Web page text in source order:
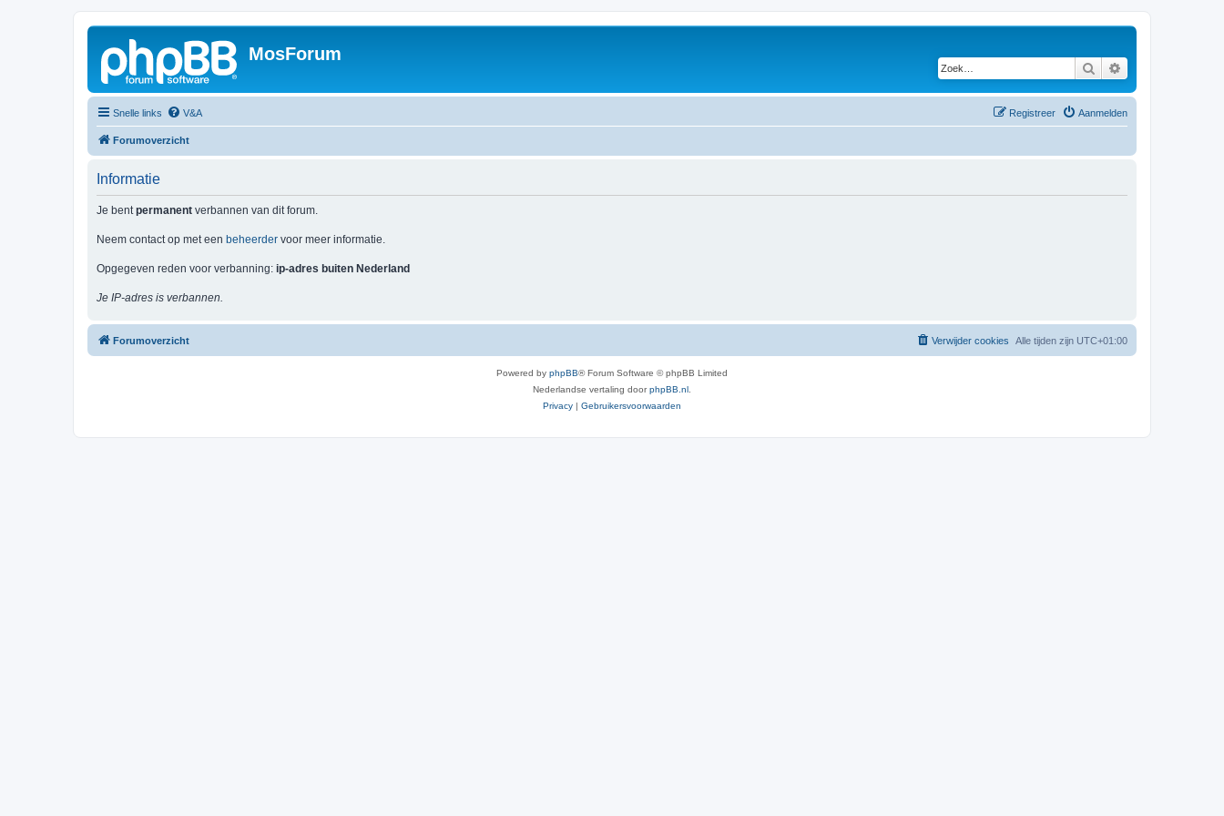
MosForum
Zoek
Snelle links V&A Aanmelden
Registreer
Forumoverzicht
Informatie
Je bentpermanent verbannen van dit forum.
Neem contact op met een beheerder voor meer informatie.
Opgegeven reden voor verbanning: ip-adres buiten Nederland
Je IP-adres is verbannen.
Forumoverzicht Alle tijden zijn UTC+01:00
Verwijder cookies
Powered by phpBB® Forum Software © phpBB Limited
Nederlandse vertaling doorphpBB.nl
Privacy | Gebruikersvoorwaarden